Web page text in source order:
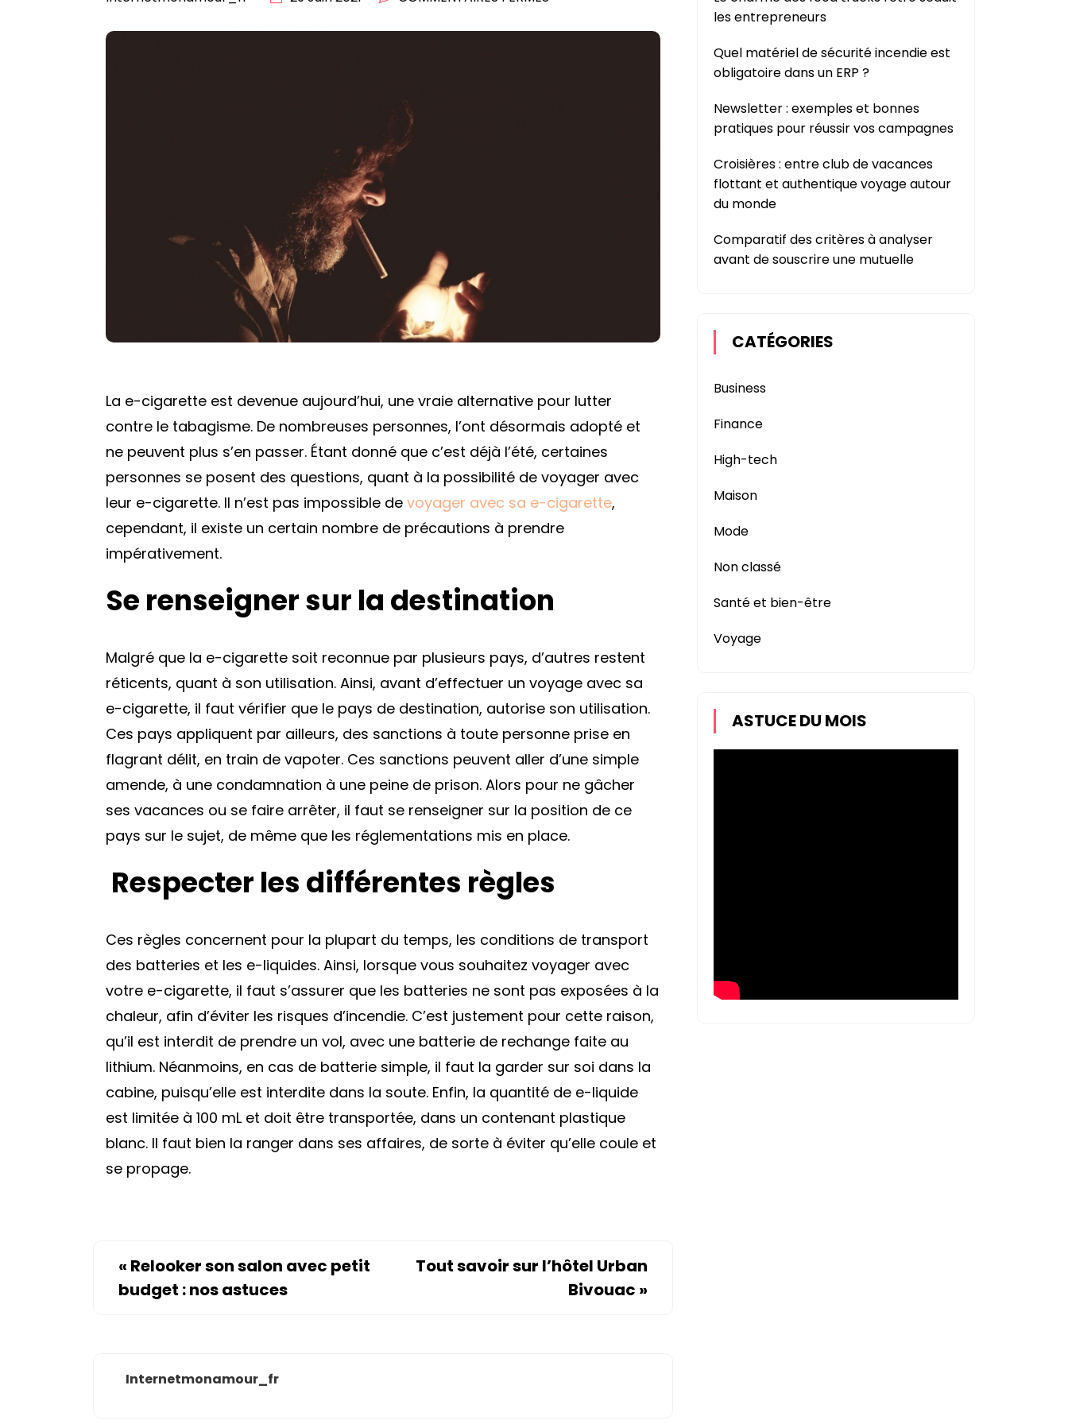
La e-cigarette est devenue aujourd’hui, une vraie alternative pour lutter
contre le tabagisme. De nombreuses personnes, l’ont désormais adopté et
ne peuvent plus s’en passer. Étant donné que c’est déjà l’été, certaines
personnes se posent des questions, quant à la possibilité de voyager avec
leur e-cigarette. Il n’est pas impossible de voyager avec sa e-cigarette,
cependant, il existe un certain nombre de précautions à prendre
impérativement.
Se renseigner sur la destination
Malgré que la e-cigarette soit reconnue par plusieurs pays, d’autres restent
réticents, quant à son utilisation. Ainsi, avant d’effectuer un voyage avec sa
e-cigarette, il faut vérifier que le pays de destination, autorise son utilisation.
Ces pays appliquent par ailleurs, des sanctions à toute personne prise en
flagrant délit, en train de vapoter. Ces sanctions peuvent aller d’une simple
amende, à une condamnation à une peine de prison. Alors pour ne gâcher
ses vacances ou se faire arrêter, il faut se renseigner sur la position de ce
pays sur le sujet, de même que les réglementations mis en place.
Respecter les différentes règles
Ces règles concernent pour la plupart du temps, les conditions de transport
des batteries et les e-liquides. Ainsi, lorsque vous souhaitez voyager avec
votre e-cigarette, il faut s’assurer que les batteries ne sont pas exposées à la
chaleur, afin d’éviter les risques d’incendie. C’est justement pour cette raison,
qu’il est interdit de prendre un vol, avec une batterie de rechange faite au
lithium. Néanmoins, en cas de batterie simple, il faut la garder sur soi dans la
cabine, puisqu’elle est interdite dans la soute. Enfin, la quantité de e-liquide
est limitée à 100 mL et doit être transportée, dans un contenant plastique
blanc. Il faut bien la ranger dans ses affaires, de sorte à éviter qu’elle coule et
se propage.
« Relooker son salon avec petit
budget : nos astuces
Tout savoir sur l’hôtel Urban
Bivouac »
Internetmonamour_fr
les entrepreneurs
Quel matériel de sécurité incendie est
obligatoire dans un ERP ?
Newsletter : exemples et bonnes
pratiques pour réussir vos campagnes
Croisières : entre club de vacances
flottant et authentique voyage autour
du monde
Comparatif des critères à analyser
avant de souscrire une mutuelle
CATÉGORIES
Business
Finance
High-tech
Maison
Mode
Non classé
Santé et bien-être
Voyage
ASTUCE DU MOIS